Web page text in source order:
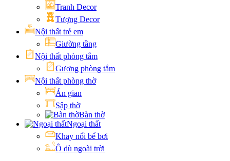
Tranh Decor
Tượng Decor
Nội thất trẻ em
Giường tầng
Nội thất phòng tắm
Gương phòng tắm
Nội thất phòng thờ
Án gian
Sập thờ
Bàn thờ
Ngoại thất
Khay nổi bể bơi
Ô dù ngoài trời